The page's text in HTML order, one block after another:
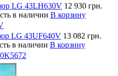
LG 43LH630V 12 930 грн.
в наличии В корзину
LG 43UF640V 13 082 грн.
в наличии В корзину